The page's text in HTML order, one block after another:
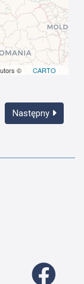
© CARTO
Następny